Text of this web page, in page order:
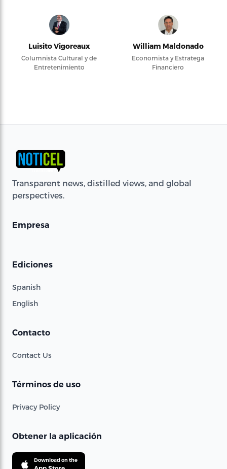
Luisito Vigoreaux
Columnista Cultural y de
Entretenimiento
William Maldonado
Economista y Estratega
Financiero
Transparent news, distilled views, and global
perspectives.
Empresa
Ediciones
Spanish
English
Contacto
Contact Us
Términos de uso
Privacy Policy
Obtener la aplicación
Download on the